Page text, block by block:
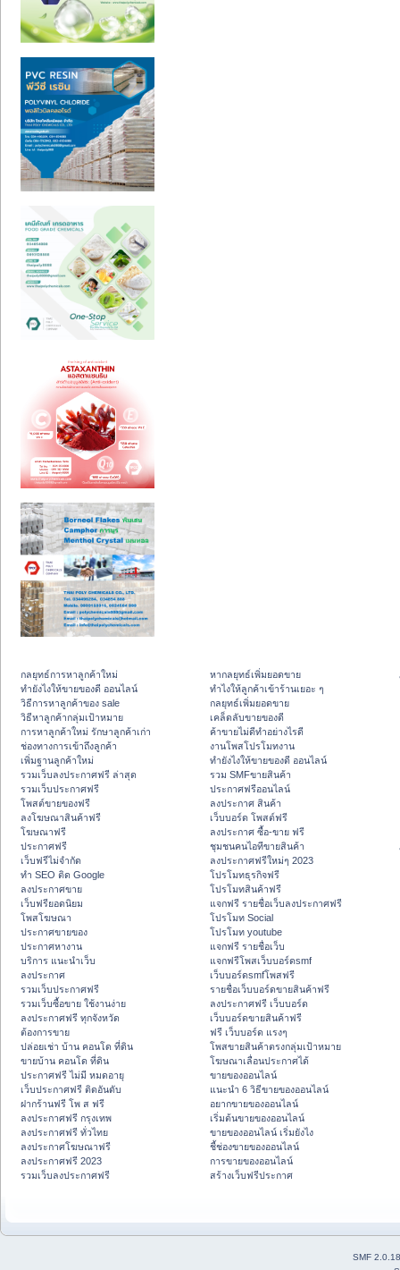
กลยุทธ์การหาลูกค้าใหม่
ทํายังไงให้ขายของดี ออนไลน์
วิธีการหาลูกค้าของ sale
วิธีหาลูกค้ากลุ่มเป้าหมาย
การหาลูกค้าใหม่ รักษาลูกค้าเก่า
ช่องทางการเข้าถึงลูกค้า
เพิ่มฐานลูกค้าใหม่
รวมเว็บลงประกาศฟรี ล่าสุด
รวมเว็บประกาศฟรี
โพสต์ขายของฟรี
ลงโฆษณาสินค้าฟรี
โฆษณาฟรี
ประกาศฟรี
เว็บฟรีไม่จำกัด
ทำ SEO ติด Google
ลงประกาศขาย
เว็บฟรียอดนิยม
โพสโฆษณา
ประกาศขายของ
ประกาศหางาน
บริการ แนะนำเว็บ
ลงประกาศ
รวมเว็บประกาศฟรี
รวมเว็บซื้อขาย ใช้งานง่าย
ลงประกาศฟรี ทุกจังหวัด
ต้องการขาย
ปล่อยเช่า บ้าน คอนโด ที่ดิน
ขายบ้าน คอนโด ที่ดิน
ประกาศฟรี ไม่มี หมดอายุ
เว็บประกาศฟรี ติดอันดับ
ฝากร้านฟรี โพ ส ฟรี
ลงประกาศฟรี กรุงเทพ
ลงประกาศฟรี ทั่วไทย
ลงประกาศโฆษณาฟรี
ลงประกาศฟรี 2023
รวมเว็บลงประกาศฟรี
หากลยุทธ์เพิ่มยอดขาย
ทําไงให้ลูกค้าเข้าร้านเยอะ ๆ
กลยุทธ์เพิ่มยอดขาย
เคล็ดลับขายของดี
ค้าขายไม่ดีทำอย่างไรดี
งานโพสโปรโมทงาน
ทํายังไงให้ขายของดี ออนไลน์
รวม SMFขายสินค้า
ประกาศฟรีออนไลน์
ลงประกาศ สินค้า
เว็บบอร์ด โพสต์ฟรี
ลงประกาศ ซื้อ-ขาย ฟรี
ชุมชนคนไอทีขายสินค้า
ลงประกาศฟรีใหม่ๆ 2023
โปรโมทธุรกิจฟรี
โปรโมทสินค้าฟรี
แจกฟรี รายชื่อเว็บลงประกาศฟรี
โปรโมท Social
โปรโมท youtube
แจกฟรี รายชื่อเว็บ
แจกฟรีโพสเว็บบอร์ดsmf
เว็บบอร์ดsmfโพสฟรี
รายชื่อเว็บบอร์ดขายสินค้าฟรี
ลงประกาศฟรี เว็บบอร์ด
เว็บบอร์ดขายสินค้าฟรี
ฟรี เว็บบอร์ด แรงๆ
โพสขายสินค้าตรงกลุ่มเป้าหมาย
โฆษณาเลื่อนประกาศได้
ขายของออนไลน์
แนะนำ 6 วิธีขายของออนไลน์
อยากขายของออนไลน์
เริ่มต้นขายของออนไลน์
ขายของออนไลน์ เริ่มยังไง
ชี้ช่องขายของออนไลน์
การขายของออนไลน์
สร้างเว็บฟรีประกาศ
SMF 2.0.18